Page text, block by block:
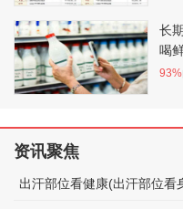
长
喝
93%
资讯聚焦
出汗部位看健康(出汗部位看